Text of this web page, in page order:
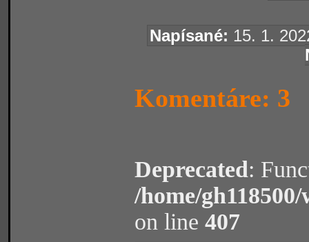
Napísané: 15. 1.
Komentáre: 3
Deprecated:
/home/
on line 407